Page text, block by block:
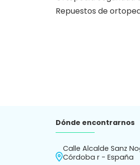
Repuestos de
Dónde encontrarnos
Calle Alcalde Sanz
Córdoba r - España